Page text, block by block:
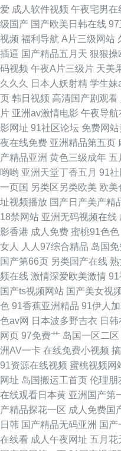
文直播 www999www 国产午夜诱
源在线 91在线资源网 国产精品少
肛交 91资源视频在线播放 国产
色欧美色国产精品 在线高清国语
中字 左爱视频 99热久草 国产福
频二区中文字幕 91官网 av天天播
大陆最新精品视频 欧美三级视频
精东AV
爱 成人软件视频 午夜宅男在
级国产 国产欧美日韩在线
视频 福利导航 A片三级网站
插逼 国产精品五月天 狠狠操
码视频 午夜A片三级片 天美
久久久
日本人妖射精 学生妹
页 韩日视频 高清国产剧观看
片 亚洲av激情电影 午夜导航
影网址 91社区论坛 免费网
夜在线免费 亚洲精品第五页
产精品亚洲 黄色三级成年 五
哟哟 亚洲天堂丁香五月 91社
一页国 另类区另类欧美 欧美
址视频播放 国产日产美产精
18禁网站 亚洲无码视频在线
影香港 成人免费 蜜桃91色色
女人
人人97综合精品 岛国
国产第66页 另类国产在线 熟
频在线 激情深爱欧美激情
国产ts视频网站 国产美女视
色 91香蕉亚洲精品 91伊人
色av网 日本波多野吉衣 日
网页 97免费艹 岛国一区二区
洲AV一卡 在线免费小视频
91资源在线视频 蜜桃视频网
网址 岛国搬运工首页 伦理朋
在线观看日本黄 亚洲国产第
产精品探花一区 成人免费国
日韩 国产精品无码亚洲 国产
在线看 成人午夜网址 五月花